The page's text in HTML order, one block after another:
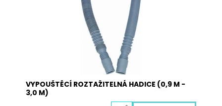
Skladem
5010
VYPOUŠTĚCÍ ROZTAŽITELNÁ HADICE (0,9 M -
3,0 M)